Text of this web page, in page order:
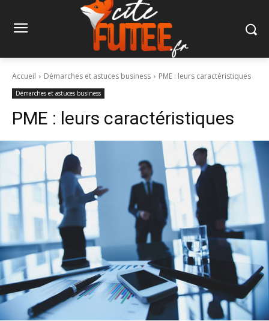
Accueil Démarches et astuces business PME : leurs caractéristiques
Démarches et astuces business
PME : leurs caractéristiques